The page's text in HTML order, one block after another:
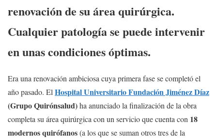
renovación de su área quirúrgica.
Cualquier patología se puede intervenir
en unas condiciones óptimas.
Era una renovación ambiciosa cuya primera fase se completó el
año pasado. El Hospital Universitario Fundación Jiménez Díaz
(Grupo Quirónsalud)ha anunciado la finalización de la obra
completa su área quirúrgica con un servicio que cuenta con 18
modernos quirófanos(a los que se suman otros tres de la